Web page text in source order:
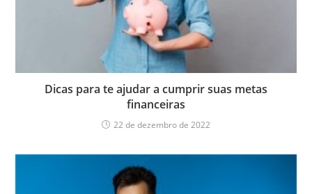
Dicas para te ajudar a cumprir suas metas
financeiras
22 de dezembro de 2022